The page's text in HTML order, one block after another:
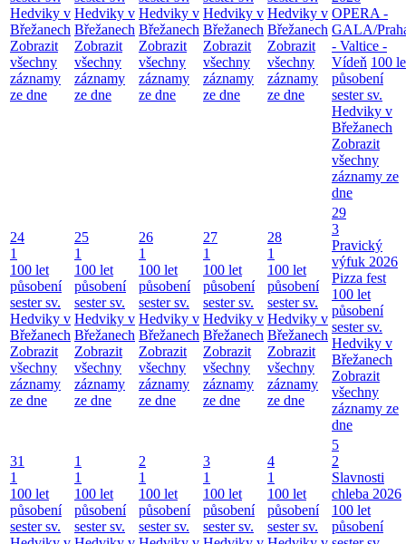
Hedviky v
Břežanech
Zobrazit
všechny
záznamy
ze dne
Hedviky v
Břežanech
Zobrazit
všechny
záznamy
ze dne
Hedviky v
Břežanech
Zobrazit
všechny
záznamy
ze dne
Hedviky v
Břežanech
Zobrazit
všechny
záznamy
ze dne
Hedviky v
Břežanech
Zobrazit
všechny
záznamy
ze dne
OPERA -
GALA/
- Valtice -
Vídeň 100
působení
sester sv.
Hedviky v
Břežanech
Zobrazit
všechny
záznamy ze
dne
24
1
100 let
působení
sester sv.
Hedviky v
Břežanech
Zobrazit
všechny
záznamy
ze dne
25
1
100 let
působení
sester sv.
Hedviky v
Břežanech
Zobrazit
všechny
záznamy
ze dne
26
1
100 let
působení
sester sv.
Hedviky v
Břežanech
Zobrazit
všechny
záznamy
ze dne
27
1
100 let
působení
sester sv.
Hedviky v
Břežanech
Zobrazit
všechny
záznamy
ze dne
28
1
100 let
působení
sester sv.
Hedviky v
Břežanech
Zobrazit
všechny
záznamy
ze dne
29
3
Pravický
výfuk 2026
Pizza fest
100 let
působení
sester sv.
Hedviky v
Břežanech
Zobrazit
všechny
záznamy ze
dne
31
1
100 let
působení
sester sv.
1
1
100 let
působení
sester sv.
2
1
100 let
působení
sester sv.
3
1
100 let
působení
sester sv.
4
1
100 let
působení
sester sv.
5
2
Slavnosti
chleba 2026
100 let
působení